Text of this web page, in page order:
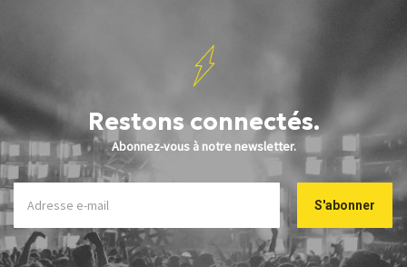
Restons connectés.
Abonnez-vous à notre newsletter.